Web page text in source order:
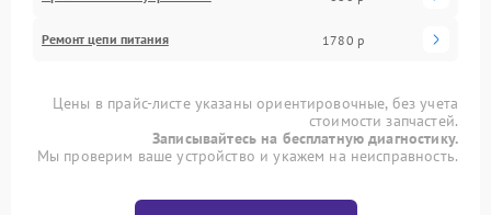
Ремонт цепи питания 1780 р
Цены в прайс-листе указаны ориентировочные, без учета
стоимости запчастей.
Записывайтесь на бесплатную диагностику.
Мы проверим ваше устройство и укажем на неисправность.